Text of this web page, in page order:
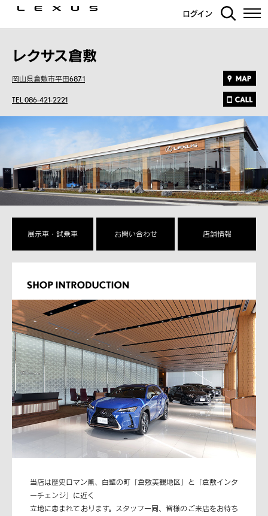
ログイン
レクサス倉敷
岡山県倉敷市平田687-1
TEL 086-421-2221
展示車・試乗車 お問い合わせ 店舗情報
当店は歴史ロマン薫、白壁の町「倉敷美観地区」と「倉敷インタ
ーチェンジ」に近く
立地に恵まれております。スタッフ一同、皆様のご来店をお待ち